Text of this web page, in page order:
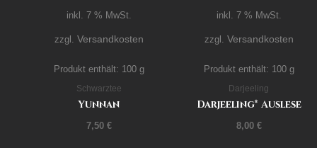
inkl. 7 % MwSt.
zzgl. Versandkosten
Produkt enthält: 100 g
Schwarztee
Yunnan
7,50 €
inkl. 7 % MwSt.
zzgl. Versandkosten
Produkt enthält: 100 g
Darjeeling
Darjeeling* Auslese
8,00 €